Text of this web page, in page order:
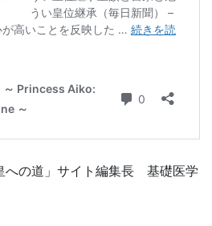
への道」サイト編集長 基礎医学